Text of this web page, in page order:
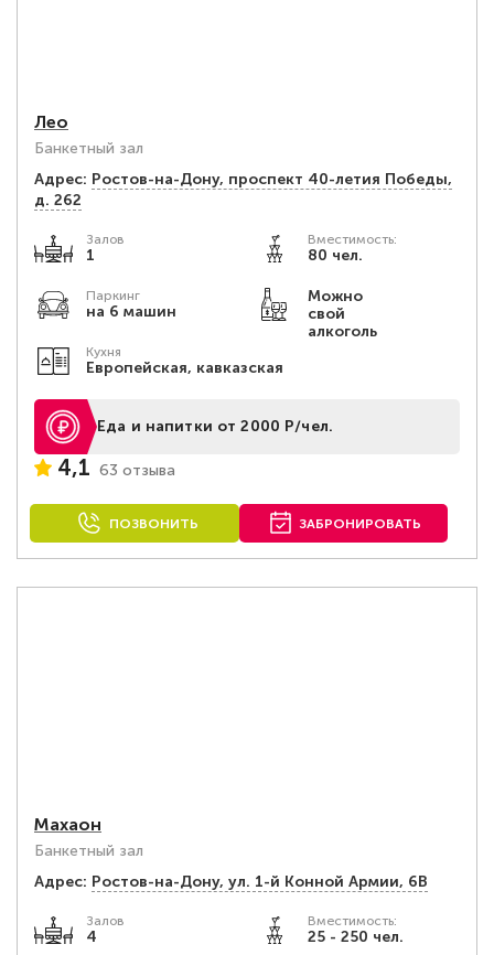
Лео
Банкетный зал
Адрес: Ростов-на-Дону, проспект 40-летия Победы,
д. 262
Залов
1
Вместимость:
80 чел.
Паркинг
на 6 машин
Можно
свой
алкоголь
Кухня
Европейская, кавказская
Еда и напитки от 2000 Р/чел.
4,1 63 отзыва
ПОЗВОНИТЬ ЗАБРОНИРОВАТЬ
Махаон
Банкетный зал
Адрес: Ростов-на-Дону, ул. 1-й Конной Армии, 6В
Залов
4
Вместимость:
25 - 250 чел.